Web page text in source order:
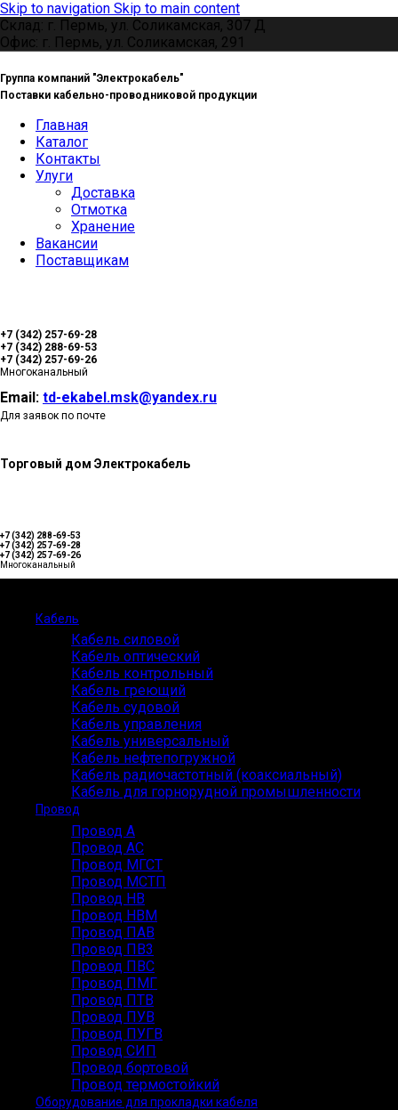
Skip to navigation Skip to main content
Склад: г. Пермь, ул. Соликамская, 307 Д
Офис: г. Пермь, ул. Соликамская, 291
Группа компаний "Электрокабель"
Поставки кабельно-проводниковой продукции
Главная
Каталог
Контакты
Улуги
Доставка
Отмотка
Хранение
Вакансии
Поставщикам
+7 (342) 257-69-28
+7 (342) 288-69-53
+7 (342) 257-69-26
Многоканальный
Email: td-ekabel.msk@yandex.ru
Для заявок по почте
Торговый дом Электрокабель
+7 (342) 288-69-53
+7 (342) 257-69-28
+7 (342) 257-69-26
Многоканальный
Кабель
Кабель силовой
Кабель оптический
Кабель контрольный
Кабель греющий
Кабель судовой
Кабель управления
Кабель универсальный
Кабель нефтепогружной
Кабель радиочастотный (коаксиальный)
Кабель для горнорудной промышленности
Провод
Провод А
Провод АС
Провод МГСТ
Провод МСТП
Провод НВ
Провод НВМ
Провод ПАВ
Провод ПВ3
Провод ПВС
Провод ПМГ
Провод ПТВ
Провод ПУВ
Провод ПУГВ
Провод СИП
Провод бортовой
Провод термостойкий
Оборудование для прокладки кабеля